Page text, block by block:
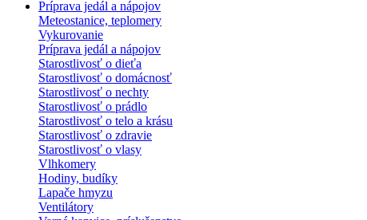
Príprava jedál a nápojov
Meteostanice, teplomery
Vykurovanie
Príprava jedál a nápojov
Starostlivosť o dieťa
Starostlivosť o domácnosť
Starostlivosť o nechty
Starostlivosť o prádlo
Starostlivosť o telo a krásu
Starostlivosť o zdravie
Starostlivosť o vlasy
Vlhkomery
Hodiny, budíky
Lapače hmyzu
Ventilátory